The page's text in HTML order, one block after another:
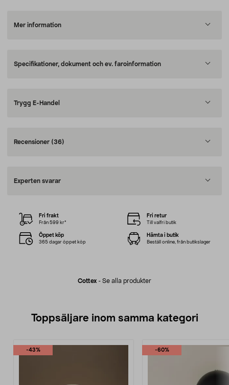
Mer information
Specifikationer, dokument och ev. faroinformation
Trygg E-Handel
Recensioner (36)
Experten svarar
Cottex - Se alla produkter
Fri frakt
Från 599 kr*
Fri retur
Till valfri butik
Öppet köp
365 dagar öppet köp
Hämta i butik
Beställ online, från butikslager
Toppsäljare inom samma kategori
-43% -60%